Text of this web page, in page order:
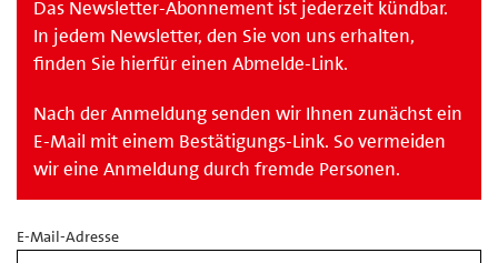
Das Newsletter-Abonnement ist jederzeit kündbar.
In jedem Newsletter, den Sie von uns erhalten,
finden Sie hierfür einen Abmelde-Link.
Nach der Anmeldung senden wir Ihnen zunächst ein
E-Mail mit einem Bestätigungs-Link. So vermeiden
wir eine Anmeldung durch fremde Personen.
E-Mail-Adresse